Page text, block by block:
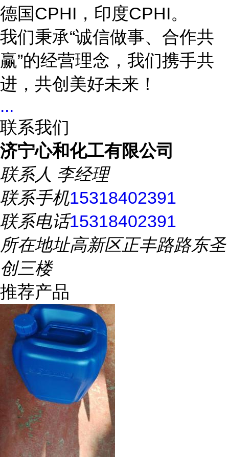
德国CPHI，印度CPHI。
我们秉承“诚信做事、合作共
赢”的经营理念，我们携手共
进，共创美好未来！
...
联系我们
济宁心和化工有限公司
联系人 李经理
联系手机15318402391
联系电话15318402391
所在地址高新区正丰路路东圣
创三楼
推荐产品